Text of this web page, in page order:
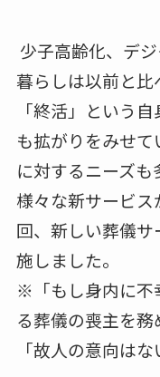
少子高齢化、デ
暮らしは以前と比
「終活」という
も拡がりをみせ
に対するニーズ
様々な新サービ
回、新しい葬儀
施しました。
※「もし身内に不
る葬儀の喪主を
「故人の意向は